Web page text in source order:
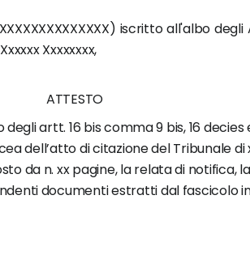
iscritto all'albo
Xxxxxxxx,
ATTESTO
artt. 16 bis comma 9 bis, 16 decies e
dell’atto di citazione del Tribunale di
da n. xx pagine, la relata di notifica,
documenti estratti dal fascicolo